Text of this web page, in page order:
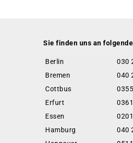
Sie finden uns an
Berlin
030
Bremen
040
Cottbus
Erfurt
Essen
Hamburg
040